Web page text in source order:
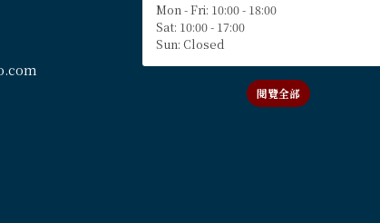
Mon - Fri: 10:00 - 18:00
Sat: 10:00 - 17:00
Sun: Closed
閱覽全部